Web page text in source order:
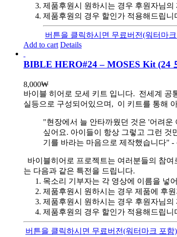
제품후원시 원하시는 경우 후원자님
제품후원의 경우 할인가 적용해드립니
버튼을 클릭하시면 무료버전(워터마
Add to cart Details
BIBLE HERO#24 – MOSES Kit (24
8,000₩
바이블 히어로 모세 키트 입니다. 전세계 공
실등으로 구성되어있으며, 이 키트를 통해
"현장에서 늘 안타까웠던 것은 '어려운
싶어요. 아이들이 항상 그렇고 그런 것
기를 바라는 마음으로 제작했습니다" -
바이블히어로 프로젝트는 여러분들의 참
는 다음과 같은 특전을 드립니다.
목소리 기부자는 각 영상에 이름을 넣
제품후원시 원하시는 경우 제품에 후
제품후원시 원하시는 경우 후원자님
제품후원의 경우 할인가 적용해드립니
버튼을 클릭하시면 무료버전(워터마크 포